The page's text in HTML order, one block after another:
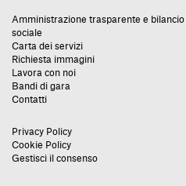
Amministrazione trasparente e bilancio
sociale
Carta dei servizi
Richiesta immagini
Lavora con noi
Bandi di gara
Contatti
Privacy Policy
Cookie Policy
Gestisci il consenso